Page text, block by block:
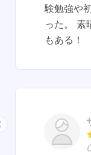
験勉強や
った。 素
もある！